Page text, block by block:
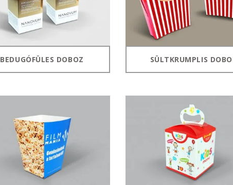
BEDUGÓFÜLES DOBOZ SÜLTKRUMPLIS